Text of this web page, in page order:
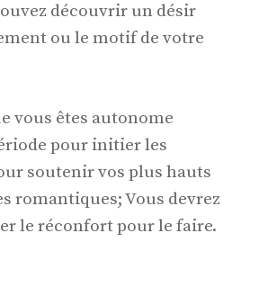
découvrir un désir
ou le motif de votre
vous êtes autonome
pour initier les
soutenir vos plus hauts
romantiques; Vous devrez
le réconfort pour le faire.